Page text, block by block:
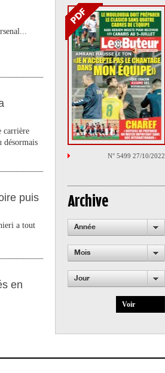
carrière
désormais
puis
a tout
en
N° 5499 27/10/2022
Archive
Année
Mois
Jour
Voir